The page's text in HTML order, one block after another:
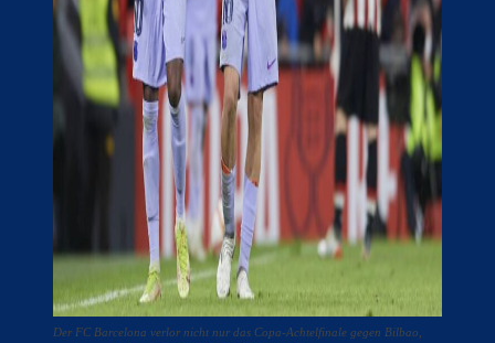
Der FC Barcelona verlor nicht nur das Copa-Achtelfinale gegen Bilbao,